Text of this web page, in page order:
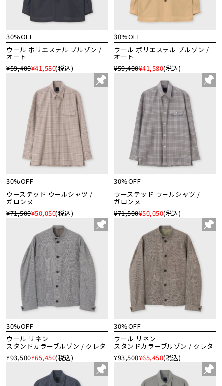
30%OFF
ウール ポリエステル ブルゾン /
オート
¥59,400¥41,580(税込)
30%OFF
ウール ポリエステル ブルゾン /
オート
¥59,400¥41,580(税込)
30%OFF
ウーステッド ウールシャツ /
ガロンヌ
¥71,500¥50,050(税込)
30%OFF
ウーステッド ウールシャツ /
ガロンヌ
¥71,500¥50,050(税込)
30%OFF
ウール リネン
スタンドカラーブルゾン / クレタ
¥93,500¥65,450(税込)
30%OFF
ウール リネン
スタンドカラーブルゾン / クレタ
¥93,500¥65,450(税込)